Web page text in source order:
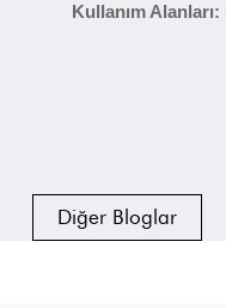
Kullanım Alanları:
Diğer Bloglar